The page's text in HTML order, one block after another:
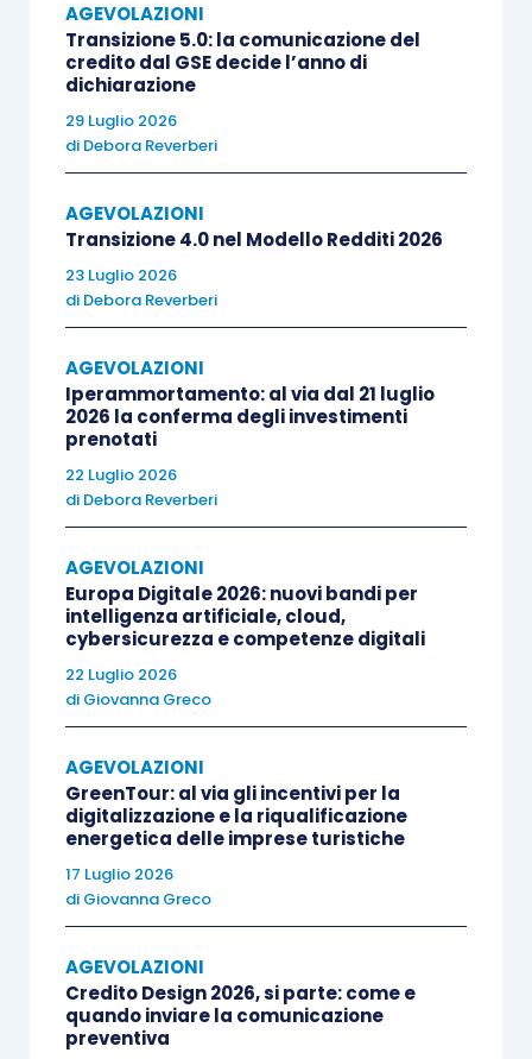
99/2004, in ragione della natura giuridica della
società e della non coincidenza, all’interno della
compagine sociale, dei soggetti di cui all’
11 D.Lgs. 228/2001
mantenimento dell’agevolazione, l’Agenzia delle
entrate aveva richiamato sia l’
228/2001 che riconosce il mantenimento dei
benefici goduti dal coltivatore diretto o dallo Iap
anche quali soci di società di persone, sia il
successivoarticolo 11 D.Lgs. 228/2001che
sostiene i passaggi generazionali
che “Non incorre nella decadenza dei benefici
l’acquirenteche, durante il periodo vincolativo…,
fondo o conceda il godimento dello stesso a favore
del coniuge, di parenti entro il terzo grado o di affini
entro il secondo grado, che esercitano l’attività di
imprenditore agricolo di cui all’articolo 2135 del
codice civile…Le disposizioni del presente comma si
conseguenteall’attuazione di politiche comunitarie,
nazionali e regionalivolte a favorire l’insediamento
di giovani in agricoltura o tendenti a promuovere il
prepensionamento nel settore
A conferma di tale impostazione la più recente
risposta a interpello n. 68 del 20.02.2020.
AGEVOLAZIONI
Transizione 5.0: la comunicazione del
credito dal GSE decide l’anno di
dichiarazione
29 Luglio 2026
di Debora Reverberi
AGEVOLAZIONI
Transizione 4.0 nel Modello Redditi 2026
23 Luglio 2026
di Debora Reverberi
AGEVOLAZIONI
Iperammortamento: al via dal 21 luglio
2026 la conferma degli investimenti
prenotati
22 Luglio 2026
di Debora Reverberi
AGEVOLAZIONI
Europa Digitale 2026: nuovi bandi per
intelligenza artificiale, cloud,
cybersicurezza e competenze digitali
22 Luglio 2026
di Giovanna Greco
AGEVOLAZIONI
GreenTour: al via gli incentivi per la
digitalizzazione e la riqualificazione
energetica delle imprese turistiche
17 Luglio 2026
di Giovanna Greco
AGEVOLAZIONI
Credito Design 2026, si parte: come e
quando inviare la comunicazione
preventiva